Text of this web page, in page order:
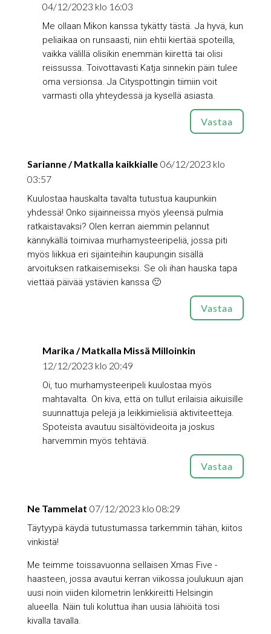
04/12/2023 klo 16:03
Me ollaan Mikon kanssa tykätty tästä. Ja hyvä, kun
peliaikaa on runsaasti, niin ehtii kiertää spoteilla,
vaikka välillä olisikin enemmän kiirettä tai olisi
reissussa. Toivottavasti Katja sinnekin päin tulee
oma versionsa. Ja Cityspottingin tiimiin voit
varmasti olla yhteydessä ja kysellä asiasta.
Vastaa
Sarianne / Matkalla kaikkialle 06/12/2023 klo
03:57
Kuulostaa hauskalta tavalta tutustua kaupunkiin
yhdessä! Onko sijainneissa myös yleensä pulmia
ratkaistavaksi? Olen kerran aiemmin pelannut
kännykällä toimivaa murhamysteeripeliä, jossa piti
myös liikkua eri sijainteihin kaupungin sisällä
arvoituksen ratkaisemiseksi. Se oli ihan hauska tapa
viettää päivää ystävien kanssa 🙂
Vastaa
Marika / Matkalla Missä Milloinkin
12/12/2023 klo 20:49
Oi, tuo murhamysteeripeli kuulostaa myös
mahtavalta. On kiva, että on tullut erilaisia aikuisille
suunnattuja pelejä ja leikkimielisiä aktiviteetteja.
Spoteista avautuu sisältövideoita ja joskus
harvemmin myös tehtäviä.
Vastaa
Ne Tammelat 07/12/2023 klo 08:29
Täytyypä käydä tutustumassa tarkemmin tähän, kiitos
vinkistä!
Me teimme toissavuonna sellaisen Xmas Five -
haasteen, jossa avautui kerran viikossa joulukuun ajan
uusi noin viiden kilometrin lenkkireitti Helsingin
alueella. Näin tuli koluttua ihan uusia lähiöitä tosi
kivalla tavalla.